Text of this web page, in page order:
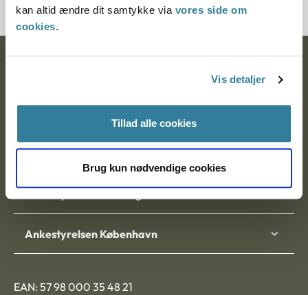
kan altid ændre dit samtykke via vores side om
cookies.
Vis detaljer
Tillad alle cookies
Brug kun nødvendige cookies
9000 Aalborg
Ankestyrelsen København
EAN: 57 98 000 35 48 21